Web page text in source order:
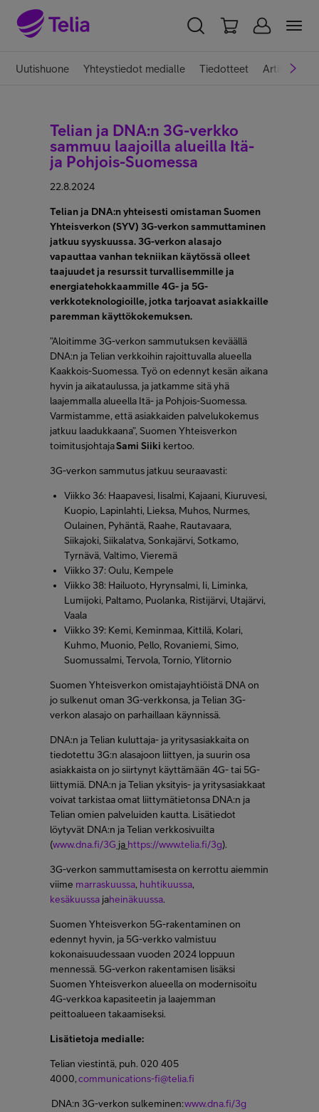
YKSITYISILLE YRITYKSILLE WHOLESALE
Telia yrityksenä
Vastuullisuus
Töissä Telialla
Medialle
SV EN
Uutishuone Yhteystiedot medialle Tiedotteet Artikkelit
Telian ja DNA:n 3G-verkko
sammuu laajoilla alueilla Itä-
ja Pohjois-Suomessa
22.8.2024
Telian ja DNA:n yhteisesti omistaman Suomen
Yhteisverkon (SYV) 3G-verkon sammuttaminen
jatkuu syyskuussa. 3G-verkon alasajo
vapauttaa vanhan tekniikan käytössä olleet
taajuudet ja resurssit turvallisemmille ja
energiatehokkaammille 4G- ja 5G-
verkkoteknologioille, jotka tarjoavat asiakkaille
paremman käyttökokemuksen.
”Aloitimme 3G-verkon sammutuksen keväällä
DNA:n ja Telian verkkoihin rajoittuvalla alueella
Kaakkois-Suomessa. Työ on edennyt kesän aikana
hyvin ja aikataulussa, ja jatkamme sitä yhä
laajemmalla alueella Itä- ja Pohjois-Suomessa.
Varmistamme, että asiakkaiden palvelukokemus
jatkuu laadukkaana”, Suomen Yhteisverkon
toimitusjohtajaSami Siiki kertoo.
3G-verkon sammutus jatkuu seuraavasti:
Viikko 36: Haapavesi, Iisalmi, Kajaani, Kiuruvesi,
Kuopio, Lapinlahti, Lieksa, Muhos, Nurmes,
Oulainen, Pyhäntä, Raahe, Rautavaara,
Siikajoki, Siikalatva, Sonkajärvi, Sotkamo,
Tyrnävä, Valtimo, Vieremä
Viikko 37: Oulu, Kempele
Viikko 38: Hailuoto, Hyrynsalmi, Ii, Liminka,
Lumijoki, Paltamo, Puolanka, Ristijärvi, Utajärvi,
Vaala
Viikko 39: Kemi, Keminmaa, Kittilä, Kolari,
Kuhmo, Muonio, Pello, Rovaniemi, Simo,
Suomussalmi, Tervola, Tornio, Ylitornio
Suomen Yhteisverkon omistajayhtiöistä DNA on
jo sulkenut oman 3G-verkkonsa, ja Telian 3G-
verkon alasajo on parhaillaan käynnissä.
DNA:n ja Telian kuluttaja- ja yritysasiakkaita on
tiedotettu 3G:n alasajoon liittyen, ja suurin osa
asiakkaista on jo siirtynyt käyttämään 4G- tai 5G-
liittymiä. DNA:n ja Telian yksityis- ja yritysasiakkaat
voivat tarkistaa omat liittymätietonsa DNA:n ja
Telian omien palveluiden kautta. Lisätiedot
löytyvät DNA:n ja Telian verkkosivuilta
(www.dna.fi/3G ja https://www.telia.fi/3g).
3G-verkon sammuttamisesta on kerrottu aiemmin
viime marraskuussa, huhtikuussa,
kesäkuussa jaheinäkuussa.
Suomen Yhteisverkon 5G-rakentaminen on
edennyt hyvin, ja 5G-verkko valmistuu
kokonaisuudessaan vuoden 2024 loppuun
mennessä. 5G-verkon rakentamisen lisäksi
Suomen Yhteisverkon alueella on modernisoitu
4G-verkkoa kapasiteetin ja laajemman
peittoalueen takaamiseksi.
Lisätietoja medialle:
Telian viestintä, puh. 020 405
4000, communications-fi@telia.fi
DNA:n 3G-verkon sulkeminen:www.dna.fi/3g